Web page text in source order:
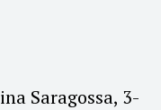
Saragossa, 3-